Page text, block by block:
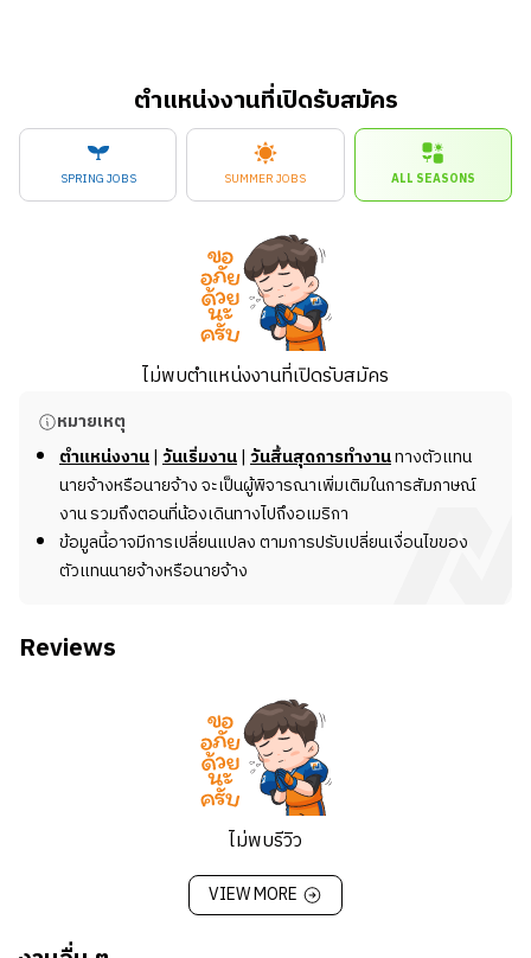
ตำแหน่งงานที่เปิดรับสมัคร
SPRING JOBS SUMMER JOBS ALL SEASONS
ไม่พบตำแหน่งงานที่เปิดรับสมัคร
หมายเหตุ
ตำแหน่งงาน| วันเริ่มงาน| วันสิ้นสุดการทำงานทางตัวแทน
นายจ้างหรือนายจ้าง จะเป็นผู้พิจารณาเพิ่มเติมในการสัมภาษณ์
งาน รวมถึงตอนที่น้องเดินทางไปถึงอเมริกา
ข้อมูลนี้อาจมีการเปลี่ยนแปลง ตามการปรับเปลี่ยนเงื่อนไขของ
ตัวแทนนายจ้างหรือนายจ้าง
Reviews
ไม่พบรีวิว
VIEW MORE